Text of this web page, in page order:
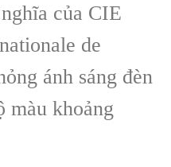
của CIE
de
ánh sáng đèn
màu khoảng